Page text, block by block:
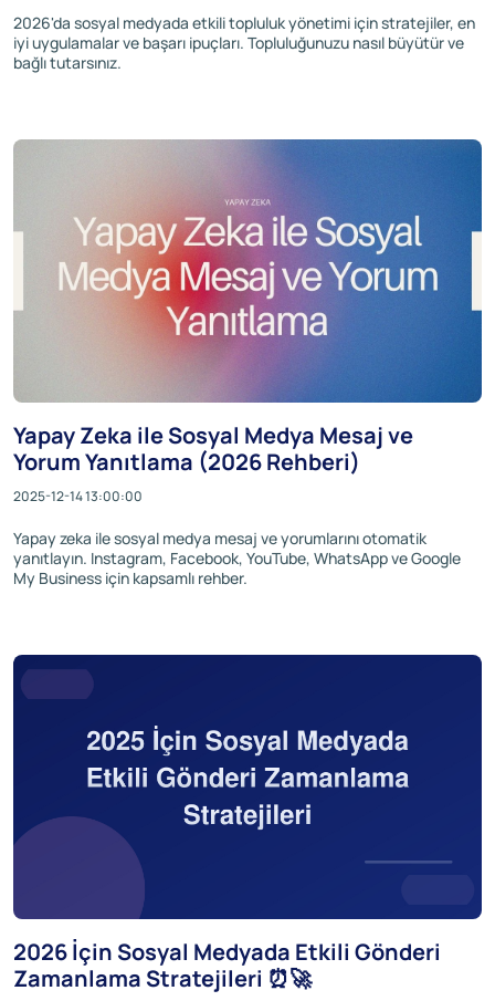
2026'da sosyal medyada etkili topluluk yönetimi için stratejiler, en
iyi uygulamalar ve başarı ipuçları. Topluluğunuzu nasıl büyütür ve
bağlı tutarsınız.
Yapay Zeka ile Sosyal Medya Mesaj ve
Yorum Yanıtlama (2026 Rehberi)
2025-12-14 13:00:00
Yapay zeka ile sosyal medya mesaj ve yorumlarını otomatik
yanıtlayın. Instagram, Facebook, YouTube, WhatsApp ve Google
My Business için kapsamlı rehber.
2026 İçin Sosyal Medyada Etkili Gönderi
Zamanlama Stratejileri ⏰🚀